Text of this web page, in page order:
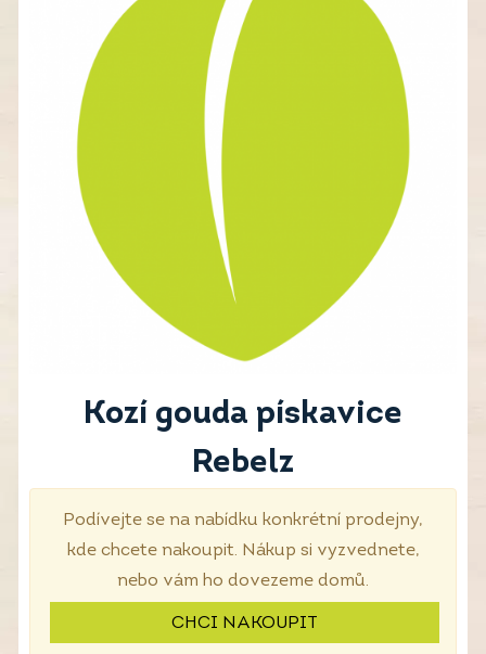
Kozí gouda pískavice
Rebelz
Podívejte se na nabídku konkrétní prodejny,
kde chcete nakoupit. Nákup si vyzvednete,
nebo vám ho dovezeme domů.
CHCI NAKOUPIT